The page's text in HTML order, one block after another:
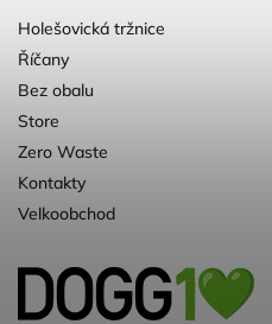
Holešovická tržnice
Říčany
Bez obalu
Store
Zero Waste
Kontakty
Velkoobchod